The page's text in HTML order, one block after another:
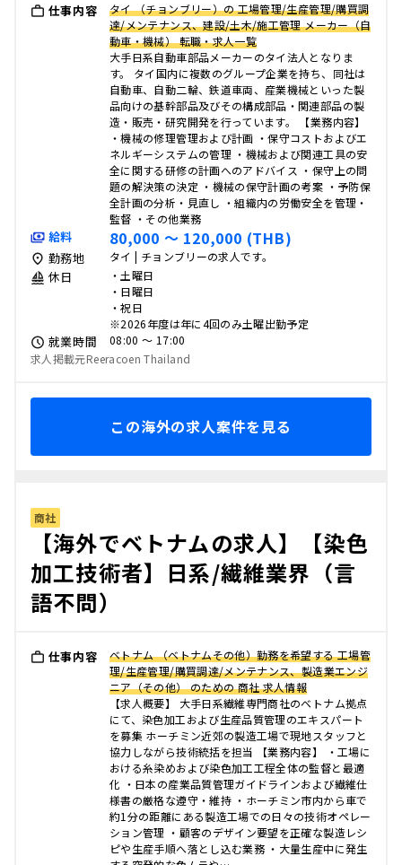
仕事内容
タイ （チョンブリー）の 工場管理/生産管理/購買調
達/メンテナンス、建設/土木/施工管理 メーカー（自
動車・機械） 転職・求人一覧
大手日系自動車部品メーカーのタイ法人となりま
す。 タイ国内に複数のグループ企業を持ち、同社は
自動車、自動二輪、鉄道車両、産業機械といった製
品向けの基幹部品及びその構成部品・関連部品の製
造・販売・研究開発を行っています。 【業務内容】
・機械の修理管理および計画 ・保守コストおよびエ
ネルギーシステムの管理 ・機械および関連工具の安
全に関する研修の計画へのアドバイス ・保守上の問
題の解決策の決定 ・機械の保守計画の考案 ・予防保
全計画の分析・見直し ・組織内の労働安全を管理・
監督 ・その他業務
給料 80,000 〜 120,000 (THB)
勤務地 タイ | チョンブリーの求人です。
休日
・土曜日
・日曜日
・祝日
※2026年度は年に4回のみ土曜出勤予定
就業時間
08:00 〜 17:00
求人掲載元Reeracoen Thailand
この海外の求人案件を見る
商社
【海外でベトナムの求人】【染色
加工技術者】日系/繊維業界（言
語不問）
仕事内容
ベトナム （ベトナムその他）勤務を希望する 工場管
理/生産管理/購買調達/メンテナンス、製造業エンジ
ニア（その他） のための 商社 求人情報
【求人概要】 大手日系繊維専門商社のベトナム拠点
にて、染色加工および生産品質管理のエキスパート
を募集 ホーチミン近郊の製造工場で現地スタッフと
協力しながら技術統括を担当 【業務内容】 ・工場に
おける糸染めおよび染色加工工程全体の監督と最適
化 ・日本の産業品質管理ガイドラインおよび繊維仕
様書の厳格な遵守・維持 ・ホーチミン市内から車で
約1分の距離にある製造工場での日々の技術オペレー
ション管理 ・顧客のデザイン要望を正確な製造レシ
ピや生産手順へ落とし込む業務 ・大量生産中に発生